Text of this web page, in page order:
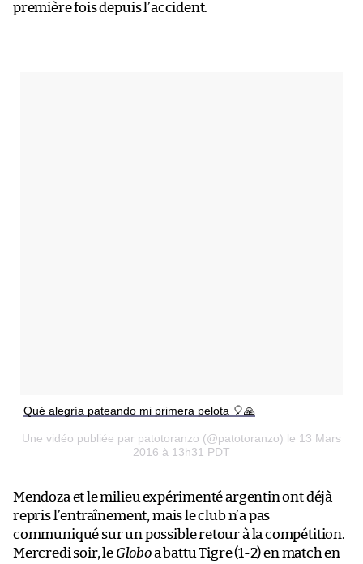
première fois depuis l’accident.
Qué alegría pateando mi primera pelota 🎈🙏
Une vidéo publiée par patotoranzo (@patotoranzo) le 13 Mars
2016 à 13h31 PDT
Mendoza et le milieu expérimenté argentin ont déjà
repris l’entraînement, mais le club n’a pas
communiqué sur un possible retour à la compétition.
Mercredi soir, le Globoa battu Tigre (1-2) en match en